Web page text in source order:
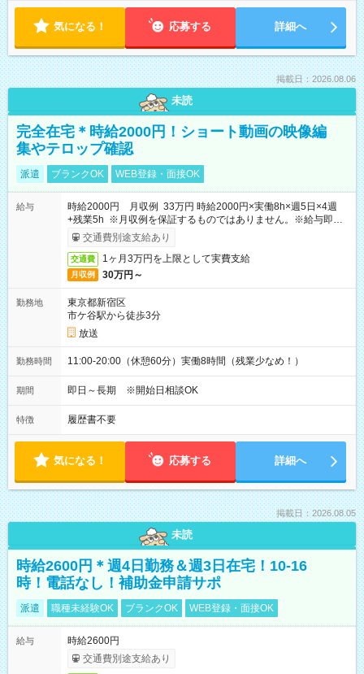
気になる！ 応募する 詳細へ
掲載日：2026.08.06
未読
完全在宅＊時給2000円！ショート動画の映像編
集やテロップ確認
派遣 ブランクOK WEB登録・面接OK
給与
時給2000円 月収例 33万円 時給2000円×実働8h×週5日×4週
+残業5h ※月収例を保証するものではありません。※給与即受
取りサービス利用可（利用条件有）
交通費別途支給あり
交通費 1ヶ月3万円を上限として実費支給
月収例 30万円～
勤務地
東京都新宿区
市ケ谷駅から徒歩3分
放送
勤務時間 11:00-20:00（休憩60分）実働8時間（残業少なめ！）
期間 即日～長期 ※開始日相談OK
特徴 履歴書不要
気になる！ 応募する 詳細へ
掲載日：2026.08.05
未読
時給2600円＊週4日勤務＆週3日在宅！10-16
時！電話なし！補助金申請サポ
派遣 職種未経験OK ブランクOK WEB登録・面接OK
給与
時給2600円
交通費別途支給あり